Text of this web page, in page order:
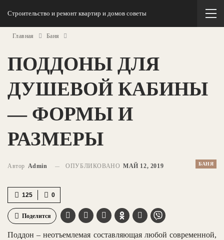
Строительство и ремонт квартир и домов советы
Главная Баня
ПОДДОНЫ ДЛЯ
ДУШЕВОЙ КАБИНЫ
— ФОРМЫ И
РАЗМЕРЫ
БАНЯ
Автор Admin ОПУБЛИКОВАНО МАЙ 12, 2019
0
125
Поделится
Поддон – неотъемлемая составляющая любой современной,